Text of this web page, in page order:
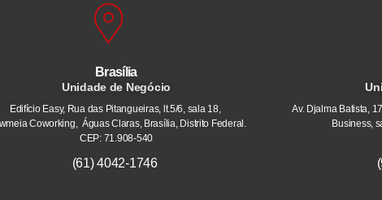
Brasília
Unidade de Negócio
Edifício Easy, Rua das Pitangueiras, lt.5/6, sala 18,
Coworking, Águas Claras, Brasília, Distrito Federal.
CEP: 71.908-540
(61) 4042-1746
Av. Djalma Batista,
Business,